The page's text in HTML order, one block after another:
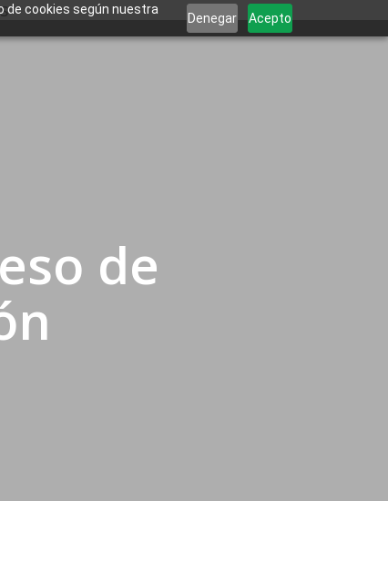
de cookies según nuestra
Denegar Acepto
Contacto Inventta buscar
de